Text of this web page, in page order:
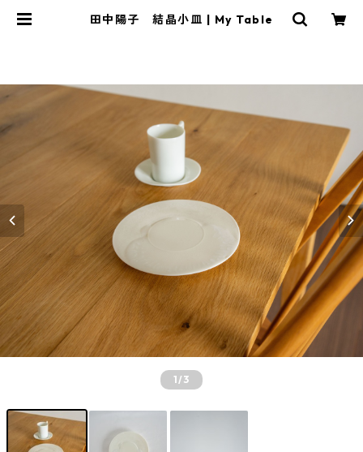
田中陽子 結晶小皿 | My Table
1/3